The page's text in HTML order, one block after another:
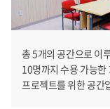
총 5개의 공간으로 이
10명까지 수용 가능한
프로젝트를 위한 공간